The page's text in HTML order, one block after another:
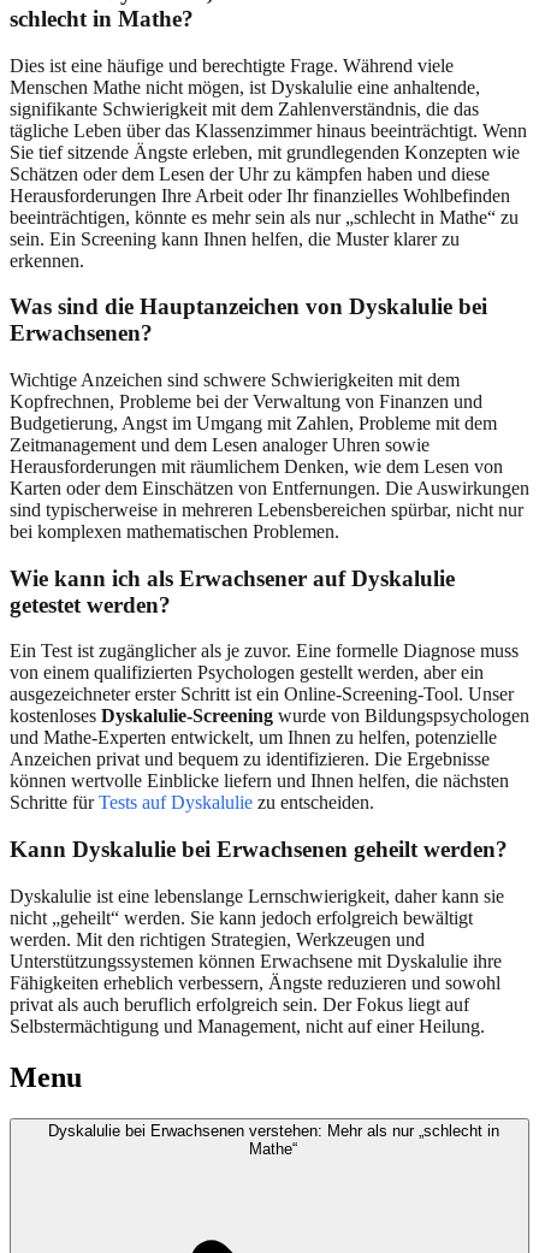
schlecht in Mathe?
Dies ist eine häufige und berechtigte Frage. Während viele
Menschen Mathe nicht mögen, ist Dyskalulie eine anhaltende,
signifikante Schwierigkeit mit dem Zahlenverständnis, die das
tägliche Leben über das Klassenzimmer hinaus beeinträchtigt. Wenn
Sie tief sitzende Ängste erleben, mit grundlegenden Konzepten wie
Schätzen oder dem Lesen der Uhr zu kämpfen haben und diese
Herausforderungen Ihre Arbeit oder Ihr finanzielles Wohlbefinden
beeinträchtigen, könnte es mehr sein als nur „schlecht in Mathe“ zu
sein. Ein Screening kann Ihnen helfen, die Muster klarer zu
erkennen.
Was sind die Hauptanzeichen von Dyskalulie bei
Erwachsenen?
Wichtige Anzeichen sind schwere Schwierigkeiten mit dem
Kopfrechnen, Probleme bei der Verwaltung von Finanzen und
Budgetierung, Angst im Umgang mit Zahlen, Probleme mit dem
Zeitmanagement und dem Lesen analoger Uhren sowie
Herausforderungen mit räumlichem Denken, wie dem Lesen von
Karten oder dem Einschätzen von Entfernungen. Die Auswirkungen
sind typischerweise in mehreren Lebensbereichen spürbar, nicht nur
bei komplexen mathematischen Problemen.
Wie kann ich als Erwachsener auf Dyskalulie
getestet werden?
Ein Test ist zugänglicher als je zuvor. Eine formelle Diagnose muss
von einem qualifizierten Psychologen gestellt werden, aber ein
ausgezeichneter erster Schritt ist ein Online-Screening-Tool. Unser
kostenloses Dyskalulie-Screening wurde von Bildungspsychologen
und Mathe-Experten entwickelt, um Ihnen zu helfen, potenzielle
Anzeichen privat und bequem zu identifizieren. Die Ergebnisse
können wertvolle Einblicke liefern und Ihnen helfen, die nächsten
Schritte fürTests auf Dyskalulie zu entscheiden.
Kann Dyskalulie bei Erwachsenen geheilt werden?
Dyskalulie ist eine lebenslange Lernschwierigkeit, daher kann sie
nicht „geheilt“ werden. Sie kann jedoch erfolgreich bewältigt
werden. Mit den richtigen Strategien, Werkzeugen und
Unterstützungssystemen können Erwachsene mit Dyskalulie ihre
Fähigkeiten erheblich verbessern, Ängste reduzieren und sowohl
privat als auch beruflich erfolgreich sein. Der Fokus liegt auf
Selbstermächtigung und Management, nicht auf einer Heilung.
Menu
Dyskalulie bei Erwachsenen verstehen: Mehr als nur „schlecht in
Mathe“